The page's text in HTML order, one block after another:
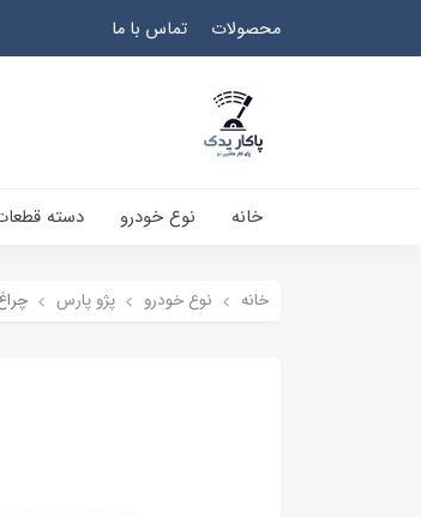
محصولات تماس با ما
خانه نوع خودرو دسته
خانه نوع خودرو پژو پارس